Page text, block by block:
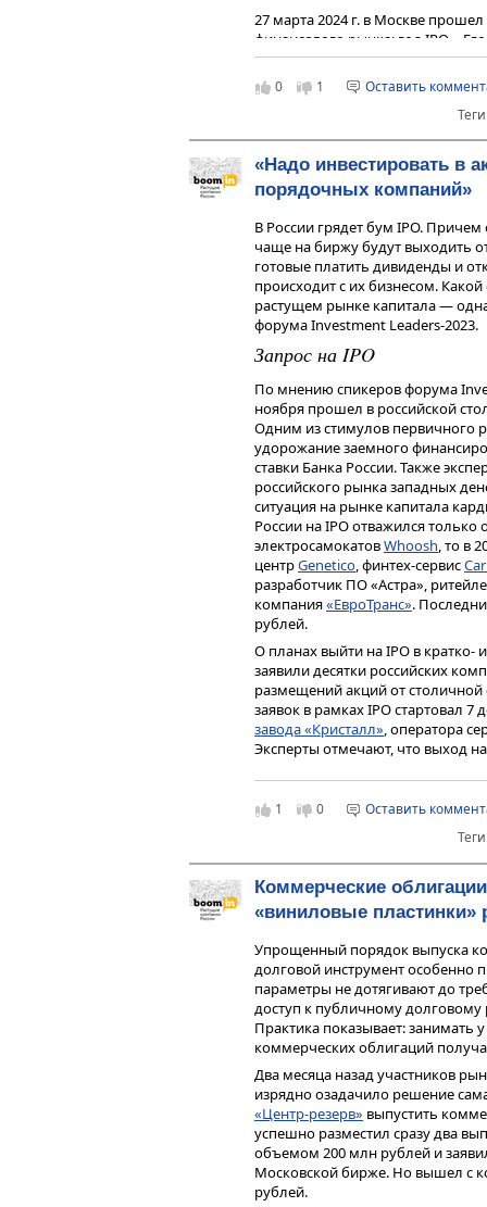
27 марта 2024 г. в Москве
финансового рынка: год IPO».
рейтинговое агентство
Бизнес-решения». Участниками
корпоративные заемщики,
представители бирж,
Гульназ Галиева, управляющий
«Эксперт РА»
Как отметила в своем
корпоративным рейтингам
рынок IPO сейчас переживает
Московской бирже состоялось
компаний не было с 2011 г. Для
было всего три первичных
привлеченных средств в ходе
рублей.
«Ландшафт рынка IPO
шеринга, транспорта,
безусловное
разработки
Галиева.
Больше всего капитала в ходе
(13,5 млрд рублей), Совкомбанк
млрд) и «Астра» (3,5 млрд
Основными драйверами рынка
для российских эмитентов и
а также высокая спекулятивная
розничных инвесторов.
0 1
Оставить
«Надо инвестировать в
порядочных компаний»
В России грядет бум IPO.
чаще на биржу будут выходить
готовые платить дивиденды и
происходит с их бизнесом.
растущем рынке капитала —
форума Investment Leaders-2023.
Запрос на IPO
По мнению спикеров форума
ноября прошел в российской
Одним из стимулов первичного
удорожание заемного
ставки Банка России. Также
российского рынка западных
ситуация на рынке капитала
России на IPO отважился только
электросамокатовWhoosh, то в
центрGenetico, финтех-сервис
разработчик ПО «Астра»,
компания«ЕвроТранс».
рублей.
О планах выйти на IPO в кратко-
заявили десятки российских
размещений акций от
заявок в рамках IPO стартовал 7
завода «Кристалл», оператора
Эксперты отмечают, что выход
«Выход на рынки
компаниям. Таким
которая была
всего,
— уходит в прошлое.
способствовать тому, что
предложения для
говорит руководитель
капиталаИФК «Солид»
Антон Утехин, генеральный
потенциал компаний малой и
млрд рублей ежегодно.
потенциал кратного роста.
компании малой капитализации
Рост того стоит
На кратный рост своего бизнеса
По словам финансового
объемы выдаваемых компанией
1 0
Оставить
Коммерческие
«виниловые
Упрощенный порядок выпуска
долговой инструмент особенно
параметры не дотягивают до
доступ к публичному долговому
Практика показывает: занимать
коммерческих облигаций
Два месяца назад участников
изрядно озадачило решение
«Центр-резерв» выпустить
успешно разместил сразу два
объемом 200 млн рублей и
Московской бирже. Но вышел с
рублей.